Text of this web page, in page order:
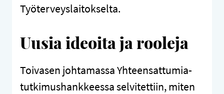
Työterveyslaitokselta.
Uusia ideoita ja rooleja
Toivasen johtamassa Yhteensattumia-
tutkimushankkeessa selvitettiin, miten